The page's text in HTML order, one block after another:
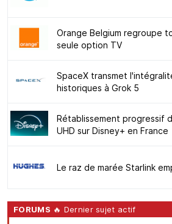
Orange Belgium regroupe
seule option TV
SpaceX transmet
historiques à Grok 5
Rétablissement progressif
UHD sur Disney+ en France
Le raz de marée Starlink
FORUMS 🔥 Dernier sujet actif